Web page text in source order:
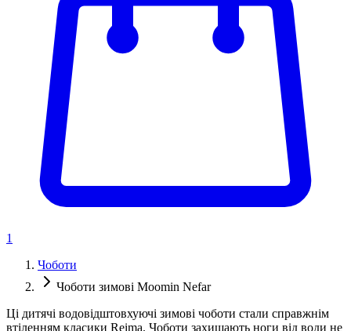
1
Чоботи
Чоботи зимові Moomin Nefar
Ці дитячі водовідштовхуючі зимові чоботи стали справжнім
втіленням класики Reima. Чоботи захищають ноги від води не